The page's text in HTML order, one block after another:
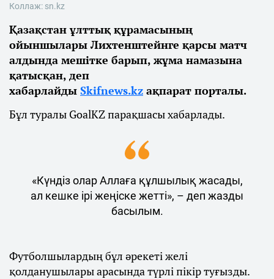
Коллаж: sn.kz
Қазақстан ұлттық құрамасының
ойыншылары Лихтенштейнге қарсы матч
алдында мешітке барып, жұма намазына
қатысқан, деп
хабарлайды Skifnews.kz ақпарат порталы.
Бұл туралы GoalKZ парақшасы хабарлады.
«Күндіз олар Аллаға құлшылық жасады,
ал кешке ірі жеңіске жетті», – деп жазды
басылым.
Футболшылардың бұл әрекеті желі
қолданушылары арасында түрлі пікір туғызды.